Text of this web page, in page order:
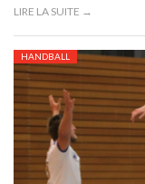
LIRE LA SUITE →
HANDBALL